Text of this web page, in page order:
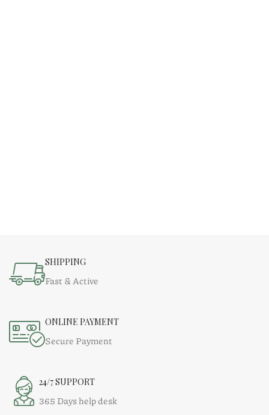
SHIPPING
Fast & Active
ONLINE PAYMENT
Secure Payment
24/7 SUPPORT
365 Days help desk